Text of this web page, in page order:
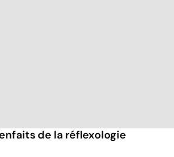
de la réflexologie